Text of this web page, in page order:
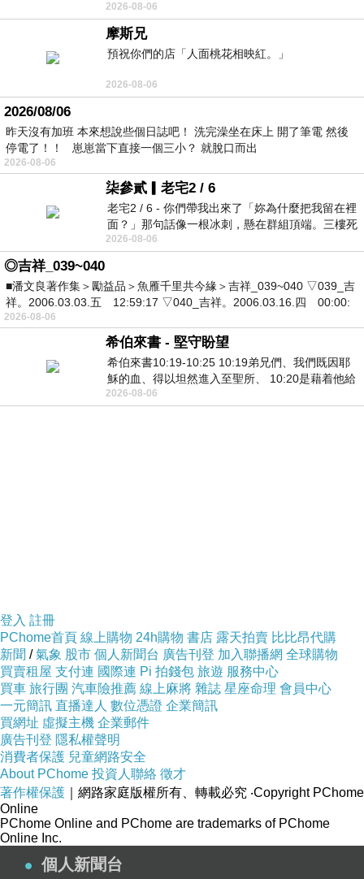
去的 B12 彌可保並非沒有吸收而是超
2026-08-06
摩斯兄
預祝你們的店「人面桃花相映紅。」
2026-08-06
2026/08/06
昨天沒有加班 本來想說些個日誌吧！ 洗完澡坐在床上 開了筆電 然後
停電了！！ 崽崽當下直接一個三小？ 就脫口而出
2026-08-06
柒參貳▎老宅2 / 6
老宅2 / 6 - 你們帶我出來了「妳為什麼把我留在裡
面？」那句話像一根冰刺，懸在群組頂端。三樓死
死盯著照片裡的人。那個人確實站在
2026-08-06
◎吉祥_039~040
■潘文良著作集＞勵益品＞魚雁千里共今緣＞吉祥_039~040 ▽039_吉
祥。2006.03.03.五 12:59:17 ▽040_吉祥。2006.03.16.四 00:00:
2026-08-06
希伯來書 - 堅守盼望
希伯來書10:19-10:25 10:19弟兄們、我們既因耶
穌的血、得以坦然進入至聖所、 10:20是藉着他給
我們開了一條又新又活的路從幔子經過
2026-08-06
登入 註冊
PChome首頁 線上購物 24h購物 書店 露天拍賣 比比昂代購
新聞 / 氣象 股市 個人新聞台 廣告刊登 加入聯播網 全球購物
買賣租屋 支付連 國際連 Pi 拍錢包 旅遊 服務中心
買車 旅行團 汽車險推薦 線上麻將 雜誌 星座命理 會員中心
一元簡訊 直播達人 數位憑證 企業簡訊
買網址 虛擬主機 企業郵件
廣告刊登 隱私權聲明
消費者保護 兒童網路安全
About PChome 投資人聯絡 徵才
著作權保護 ｜網路家庭版權所有、轉載必究 ‧Copyright PChome
Online
PChome Online and PChome are trademarks of PChome
Online Inc.
個人新聞台